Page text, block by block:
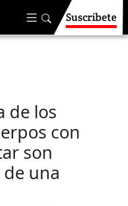
Suscríbete
de los
con
son
una